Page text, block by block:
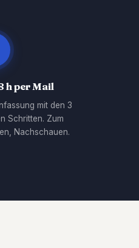
h per Mail
mit den 3
Schritten. Zum
Nachschauen.